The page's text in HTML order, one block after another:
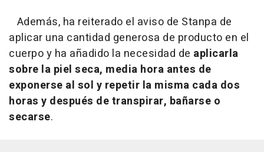
Además, ha reiterado el aviso de Stanpa de
aplicar una cantidad generosa de producto en el
cuerpo y ha añadido la necesidad de aplicarla
sobre la piel seca, media hora antes de
exponerse al sol y repetir la misma cada dos
horas y después de transpirar, bañarse o
secarse.